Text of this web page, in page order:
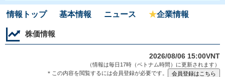
情報トップ 基本情報 ニュース ★企業情報
株価情報
2026/08/06 15:00VNT
（情報は毎日17時（ベトナム時間）に更新されます）
＊この内容を閲覧するには会員登録が必要です。